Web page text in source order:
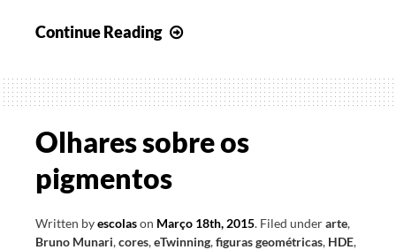
Continue Reading
Imaginação
Olhares sobre os
pigmentos
Written byescolason Março 18th, 2015. Filed underarte,
Bruno Munari,cores,eTwinning,figuras geométricas, HDE,